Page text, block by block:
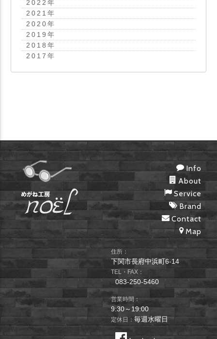
2022 年
2021 年
2020年
2019 年
2018 年
2017 年
Info
About
Service
Brand
Contact
Map
住所：
下関市長府中浜町6-14
TEL・FAX：
083-250-5460
営業時間：
9:30～19:00
定休日：毎週水曜日